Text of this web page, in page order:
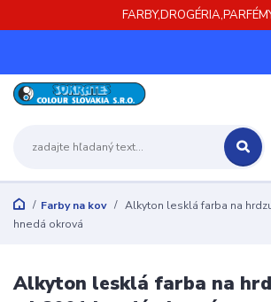
Farby na kov
Alkyton lesklá farba na
hnedá okrová
Alkyton lesklá farba na